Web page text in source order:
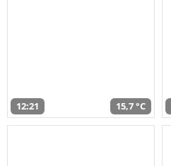
12:21 15,7 °C